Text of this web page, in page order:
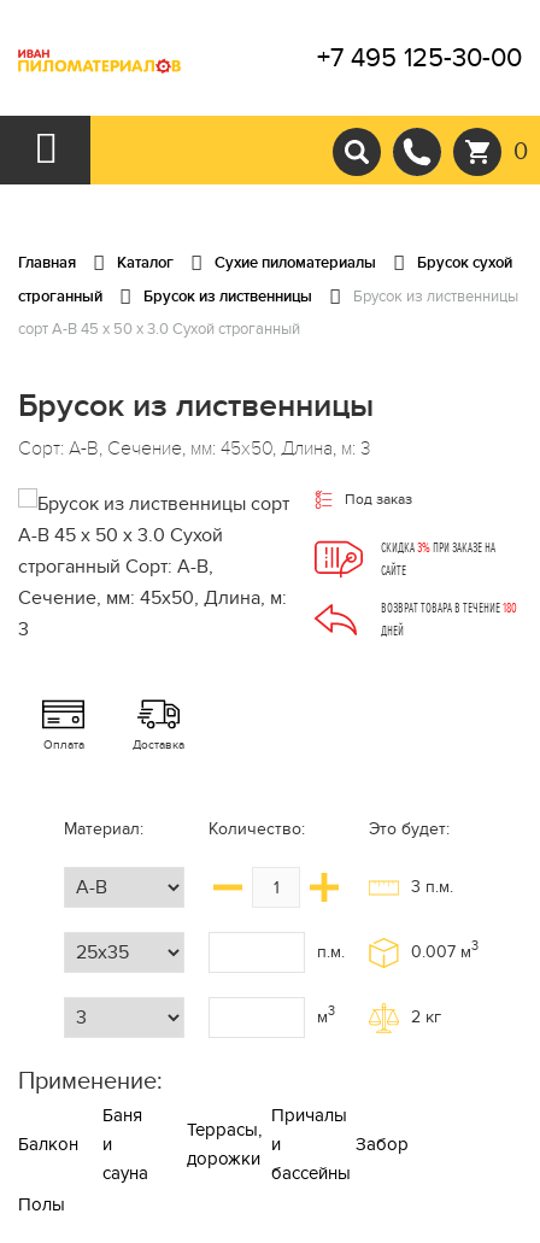
+7 495 125-30-00
0
Главная Каталог Сухие пиломатериалы
Брусок сухой
строганный
Брусок из лиственницы
Брусок из лиственницы
сорт А-В 45 x 50 x 3.0 Сухой строганный
Брусок из лиственницы
Сорт: А-В, Сечение, мм: 45x50, Длина, м: 3
Под заказ
СКИДКА3%ПРИ ЗАКАЗЕ НА
САЙТЕ
ВОЗВРАТ ТОВАРА В ТЕЧЕНИЕ180
ДНЕЙ
Оплата Доставка
Материал: Количество:
п.м.
м3
Это будет:
3 п.м.
0.007м3
2кг
Применение:
Балкон
Баня
и
сауна
Террасы,
дорожки
Причалы
и
бассейны
Забор
Полы